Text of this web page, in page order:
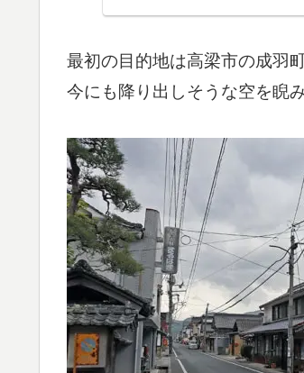
最初の目的地は高梁市の成羽
今にも降り出しそうな空を睨